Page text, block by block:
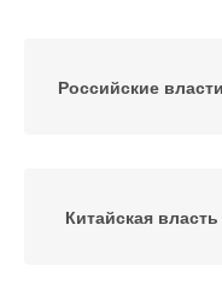
Российские власти
Китайская власть